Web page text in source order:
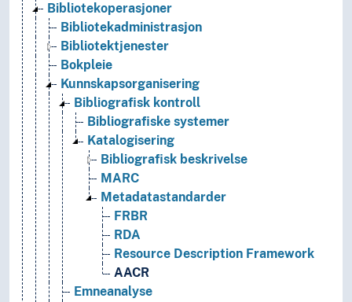
Bibliotekoperasjoner
Bibliotekadministrasjon
Bibliotektjenester
Bokpleie
Kunnskapsorganisering
Bibliografisk kontroll
Bibliografiske systemer
Katalogisering
Bibliografisk beskrivelse
MARC
Metadatastandarder
FRBR
RDA
Resource Description Framework
AACR
Emneanalyse